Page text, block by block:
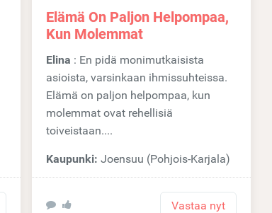
Elämä On Paljon Helpompaa,
Kun Molemmat
Elina : En pidä monimutkaisista
asioista, varsinkaan ihmissuhteissa.
Elämä on paljon helpompaa, kun
molemmat ovat rehellisiä
toiveistaan....
Kaupunki: Joensuu (Pohjois-Karjala)
Vastaa nyt